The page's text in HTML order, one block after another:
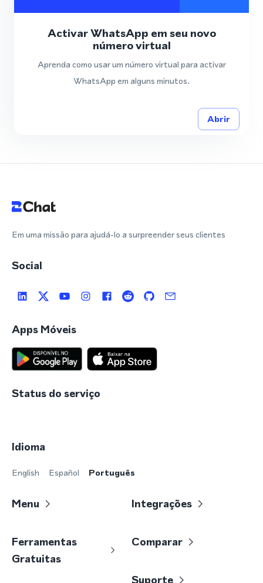
Activar WhatsApp em seu novo
número virtual
Aprenda como usar um número virtual para activar
WhatsApp em alguns minutos.
Abrir
Em uma missão para ajudá-lo a surpreender seus clientes
Social
Apps Móveis
Status do serviço
Idioma
English Español Português
Menu Integrações
Ferramentas
Gratuitas
Comparar
Suporte